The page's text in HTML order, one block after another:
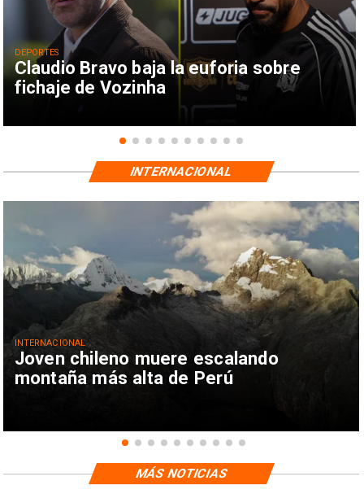
Claudio Bravo baja la euforia sobre
fichaje de Vozinha
DEPORTES
Joven chileno muere escalando
montaña más alta de Perú
INTERNACIONAL
INTERNACIONAL
MÁS NOTICIAS